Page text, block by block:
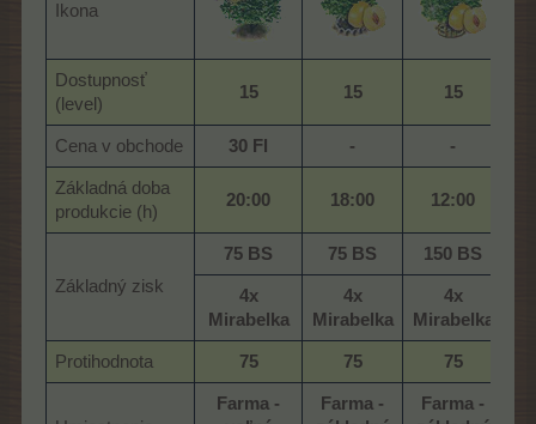
Ikona
Dostupnosť
(level)
15 15 15
Cena v obchode 30 Fl - -
Základná doba
produkcie (h)
20:00 18:00 12:00
Základný zisk
75 BS 75 BS 150 BS
4x
Mirabelka
4x
Mirabelka
4x
Mirabelka
Protihodnota 75 75 75
Farma -
Farma -
Farma -